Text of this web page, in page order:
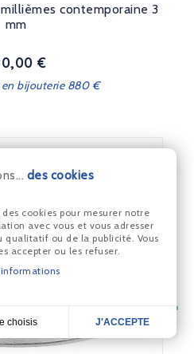
4,7
contemporaine 3
mm
€
bijouterie 880 €
des cookies
cookies pour mesurer notre
avec vous et vous adresser
qualitatif ou de la publicité. Vous
accepter ou les refuser.
choisis J'ACCEPTE